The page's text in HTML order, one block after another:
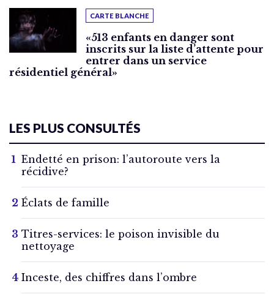
CARTE BLANCHE
«513 enfants en danger sont
inscrits sur la liste d’attente pour
entrer dans un service
résidentiel général»
LES PLUS CONSULTÉS
Endetté en prison: l’autoroute vers la
récidive?
Éclats de famille
Titres-services: le poison invisible du
nettoyage
Inceste, des chiffres dans l’ombre